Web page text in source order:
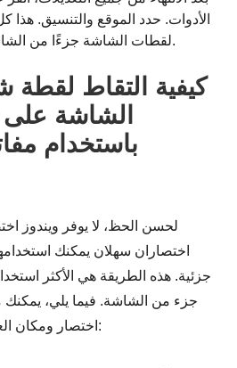
الأدوات. حدد الموقع والتنسيق.
لقطات الشاشة جزءًا من الشاشة بالسرعة التي تحتاجها.
كيفية التقاط
الشاشة
لحسن الحظ، لا يوفر ويندوز
اختصاران سهلان يمكنك
جزئية. هذه الطريقة هي الأكثر
جزء من الشاشة. فيما يلي،
اختصار ومكان العثور على الصور الملتقطة: